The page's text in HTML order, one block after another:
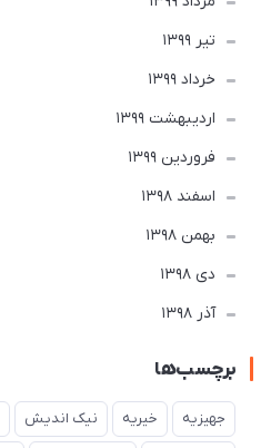
تير 1399
خرداد 1399
ارديبهشت 1399
فروردین 1399
اسفند 1398
بهمن 1398
دی 1398
آذر 1398
برچسب‌ها
جهیزیه خیریه نیک اندیش